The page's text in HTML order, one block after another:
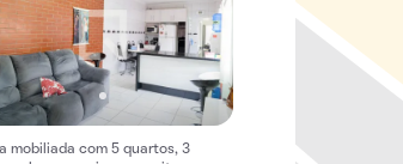
mobiliada com 5 quartos, 3